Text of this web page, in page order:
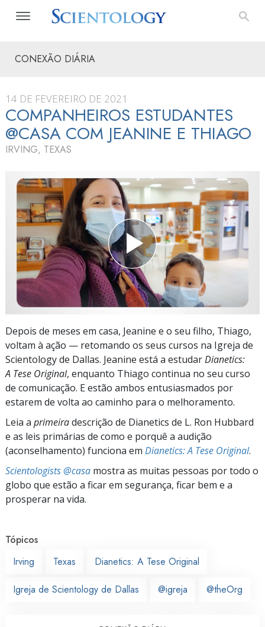
CONEXÃO DIÁRIA
14 DE FEVEREIRO DE 2021
COMPANHEIROS ESTUDANTES
@CASA COM JEANINE E THIAGO
IRVING, TEXAS
Depois de meses em casa, Jeanine e o seu filho, Thiago,
voltam à ação — retomando os seus cursos na Igreja de
Scientology de Dallas. Jeanine está a estudarDianetics:
A Tese Original, enquanto Thiago continua no seu curso
de comunicação. E estão ambos entusiasmados por
estarem de volta ao caminho para o melhoramento.
Leia a primeiradescrição de Dianetics de L. Ron Hubbard
e as leis primárias de como e porquê a audição
(aconselhamento) funciona em Dianetics: A Tese Original.
Scientologists @casa mostra as muitas pessoas por todo o
globo que estão a ficar em segurança, ficar bem e a
prosperar na vida.
Tópicos
Irving
Texas Dianetics: A Tese Original
Igreja de Scientology de Dallas @igreja @theOrg